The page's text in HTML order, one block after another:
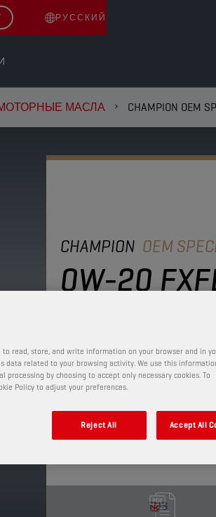
РУССКИЙ
МАСЛА CHAMPION OEM
CHAMPION OEM
0W-20
Малозольное
автомобилей
спецификации WSS-
моторных масел
ПРОДУКТ: 65662
См. доступные размеры и
TDS
read, store, and write information on your browser and in
data related to your browsing activity. We use this
processing by choosing to accept only necessary cookies. To
Policy to adjust your preferences.
Reject All Accept All